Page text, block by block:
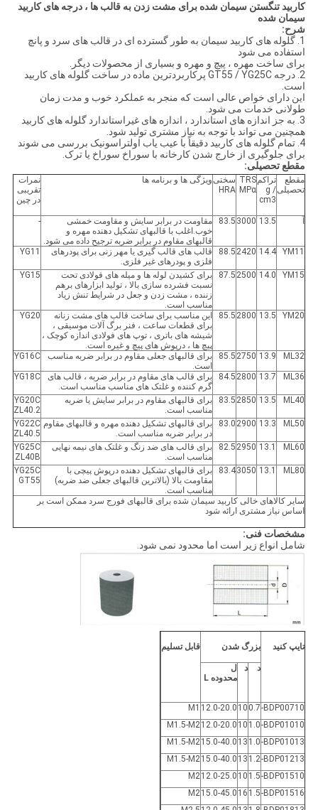
کاربید تنگستن سیمان شده برای مشت زدن به قالب ها ، درجه های کاربید
سیمان شده
شرح:
1. گلوله های کاربید سیمان به طور گسترده ای در قالب های سرد و پانچ
استفاده می شود
برای ساخت مهره ، پیچ و مهره و بسیاری از محصولات دیگر.
2. درجه GT55 / YG25C پرکاربردترین ماده در ساخت گلوله های کاربید
است.
این دارای خواص عالی است که منجر به عملکرد خوب و مدت زمان
طولانی خدمات می شود.
3. به جز اندازه های استاندارد ، اندازه های غیراستاندارد گلوله های کاربید
همچنین می تواند با توجه به نیاز مشتری تولید شود.
4. تمام گلوله های کاربید دقیقاً با عیب یاب اولتراسونیک بررسی می شوند
برای جلوگیری از خارج شدن کارخانه با سوراخ سوراخ یا ترک.
مقطع تحصیلی:
مقطع
تحصیلی
تراکم
g /
cm3
TRS
MPα
سختی
HRA
ویژگی ها و برنامه ها
نمرات
تقریبی
در چین
13.5
3000
83.5
مقاومت در برابر سایش و مقاومت خمشی
خوب.اغلب با قالبهای تشکیل دهنده مهره و
قالبهای مقاوم در برابر ضربه ترجیح داده می شود.
-
YM11
14.4
2420
88.5
قالب های قالب گیری یا مهر زنی برای پودرهای
فلزی و پودرهای غیر فلزی.
YG11
YM15
14.0
2500
87.5
برای کشیدن لوله ها و میله های فولادی تحت
نسبت فشرده سازی بالا ، تولید ابزارهای برهم
زننده ، مشت زدن و جعل در شرایط تنش زیاد
مناسب است.
YG15
YM20
13.5
2800
85.5
این مناسب برای ساخت قالب های مشت زنانه
برای قطعات ساعت ، فنر برگ آلات موسیقی ،
شیشه های باتری ، توپ های فولادی اندازه کوچک ،
پیچ ها ، درپوش های پیچ و غیره است.
YG20
ML32
13.9
2750
85.5
برای قالبهای جعلی مقاوم در برابر ضربه مناسب
است.
YG16C
ML36
13.7
2800
84.5
برای قالب های مقاوم در برابر ضربه ، قالب های
گرم کننده و غلتک های مناسب مناسب است.
YG18C
ML40
13.5
2850
83.5
برای قالبهای مقاوم در برابر سایش یا ضربه
مناسب است.
YG20C
ZL40.2
ML50
13.3
2900
83.0
برای قالبهای تشکیل دهنده مهره و قالبهای مقاوم
در برابر ضربه مناسب است.
YG22C
ZL40.5
ML60
13.1
2950
82.5
برای قالب های ضد زنگ و غلتک های نیمه نهایی
مناسب است.
YG25C
ZL40B
ML80
13.1
3050
83.4
برای قالبهای تشکیل دهنده درپوش پیچی با
مقاومت بالا (بالاترین قالبهای جعلی ضد ضربه)
مناسب است.
YG25C
GT55
سایر کالاهای خالی کاربید سیمان شده برای قالبهای فورج سرد ممکن است بر
اساس نیاز مشتری ارائه شود
مشخصات فنی:
شامل انواع زیر است اما محدود نمی شود.
تایپ کنید بزرگ شدن قابل تسلیم
د د
ل
محدوده L
BDP00710-
0.7
10
12.0-20.0
M1
BDP01010-
1.0
10
12.0-20.0
M1.5-M2
BDP01013-
1.0
13
15.0-40.0
M1.5-M2
BDP01213-
1.2
13
15.0-40.0
M1.5-M2
BDP01510-
1.5
10
12.0-25.0
M2
BDP01516-
1.5
16
15.0-45.0
M2